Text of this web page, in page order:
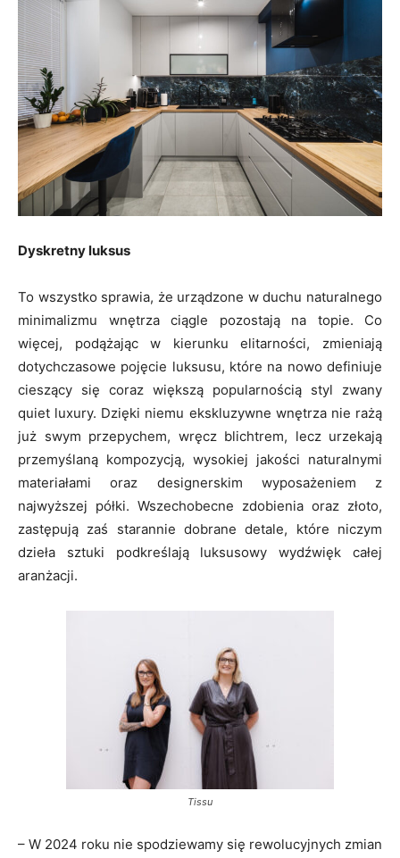
Dyskretny luksus
To wszystko sprawia, że urządzone w duchu naturalnego
minimalizmu wnętrza ciągle pozostają na topie. Co
więcej, podążając w kierunku elitarności, zmieniają
dotychczasowe pojęcie luksusu, które na nowo definiuje
cieszący się coraz większą popularnością styl zwany
quiet luxury. Dzięki niemu ekskluzywne wnętrza nie rażą
już swym przepychem, wręcz blichtrem, lecz urzekają
przemyślaną kompozycją, wysokiej jakości naturalnymi
materiałami oraz designerskim wyposażeniem z
najwyższej półki. Wszechobecne zdobienia oraz złoto,
zastępują zaś starannie dobrane detale, które niczym
dzieła sztuki podkreślają luksusowy wydźwięk całej
aranżacji.
Tissu
– W 2024 roku nie spodziewamy się rewolucyjnych zmian